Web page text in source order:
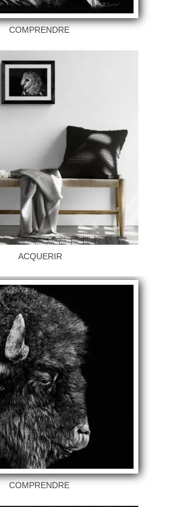
COMPRENDRE
ACQUERIR
COMPRENDRE